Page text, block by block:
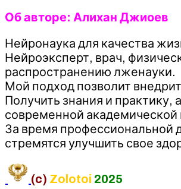
Об авторе: Алихан Джиоев
Нейронаука для качества
Нейроэксперт, врач,
распространению лженауки.
Мой подход позволит
Получить знания и
современной академической
За время профессиональной
стремятся улучшить свое
(c) Zolotoi 2025